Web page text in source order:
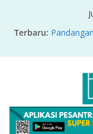
Terbaru:
Nikel di
PRODUK
Sirah
Ayat
Menyikapi
Cerminan